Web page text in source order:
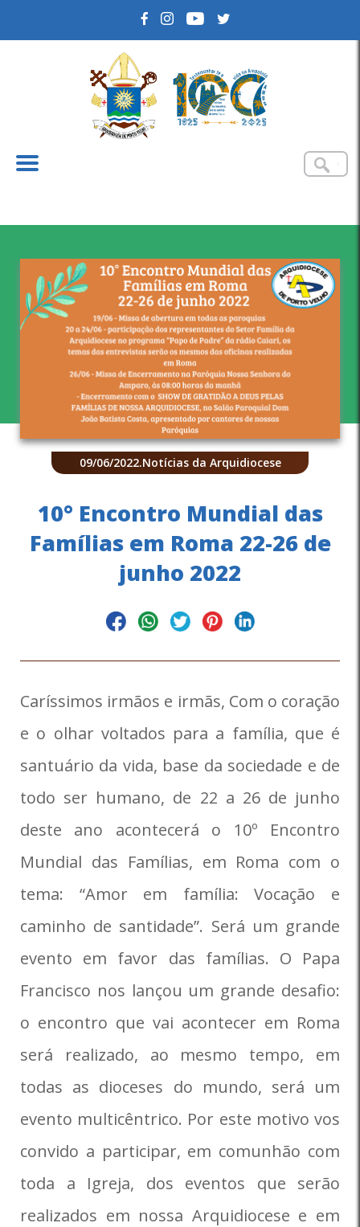
09/06/2022.Notícias da Arquidiocese
10° Encontro Mundial das
Famílias em Roma 22-26 de
junho 2022
Caríssimos irmãos e irmãs, Com o coração
e o olhar voltados para a família, que é
santuário da vida, base da sociedade e de
todo ser humano, de 22 a 26 de junho
deste ano acontecerá o 10º Encontro
Mundial das Famílias, em Roma com o
tema: “Amor em família: Vocação e
caminho de santidade”. Será um grande
evento em favor das famílias. O Papa
Francisco nos lançou um grande desafio:
o encontro que vai acontecer em Roma
será realizado, ao mesmo tempo, em
todas as dioceses do mundo, será um
evento multicêntrico. Por este motivo vos
convido a participar, em comunhão com
toda a Igreja, dos eventos que serão
realizados em nossa Arquidiocese e em